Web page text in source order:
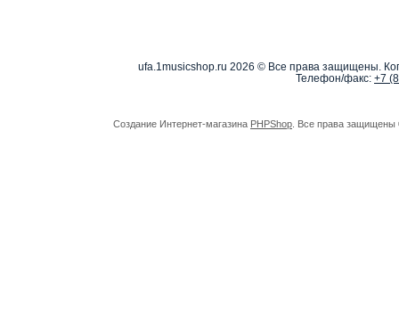
ufa.1musicshop.ru 2026 © Все права защищены.
Телефон/факс: +7
Создание Интернет-магазина PHPShop . Все права защищены